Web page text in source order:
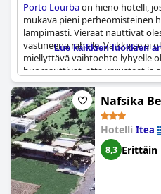
Porto Lourbaon hieno hotelli,
mukava pieni perheomisteinen
lämpimästi. Vieraat nauttivat
vastineena rahalle. Vaikka se ei
miellyttävä vaihtoehto lyhyelle
huomauttivat, että varusteet ja
vanhentuneita ja yksinkertaisia,
hyväksyttävä valinta
lähellä Galaxidia, joten se on
haluavat tutustua alueeseen.
Lue kaikkien luokkien
Nafsika
Hotelli Itea
8,3 Erittäin